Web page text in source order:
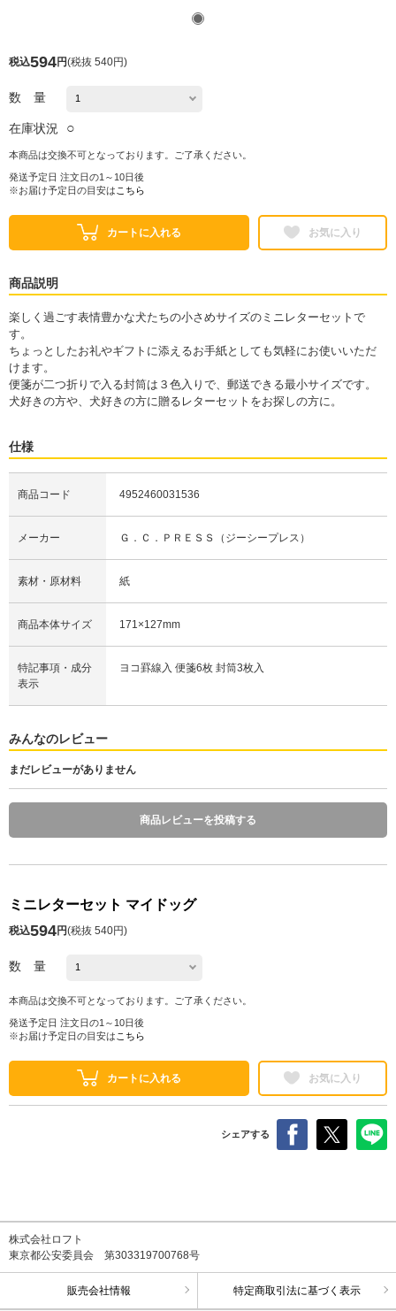
税込594円(税抜 540円)
数 量
在庫状況 ○
本商品は交換不可となっております。ご了承ください。
発送予定日 注文日の1～10日後
※お届け予定日の目安は こちら
カートに入れる お気に入り
商品説明
楽しく過ごす表情豊かな犬たちの小さめサイズのミニレターセットで
す。
ちょっとしたお礼やギフトに添えるお手紙としても気軽にお使いいただ
けます。
便箋が二つ折りで入る封筒は３色入りで、郵送できる最小サイズです。
犬好きの方や、犬好きの方に贈るレターセットをお探しの方に。
仕様
商品コード 4952460031536
メーカー Ｇ．Ｃ．ＰＲＥＳＳ（ジーシープレス）
素材・原材料 紙
商品本体サイズ 171×127mm
特記事項・成分
表示
ヨコ罫線入 便箋6枚 封筒3枚入
みんなのレビュー
まだレビューがありません
商品レビューを投稿する
ミニレターセット マイドッグ
税込594円(税抜 540円)
数 量
本商品は交換不可となっております。ご了承ください。
発送予定日 注文日の1～10日後
※お届け予定日の目安は こちら
カートに入れる お気に入り
シェアする
株式会社ロフト
東京都公安委員会 第303319700768号
販売会社情報 特定商取引法に基づく表示